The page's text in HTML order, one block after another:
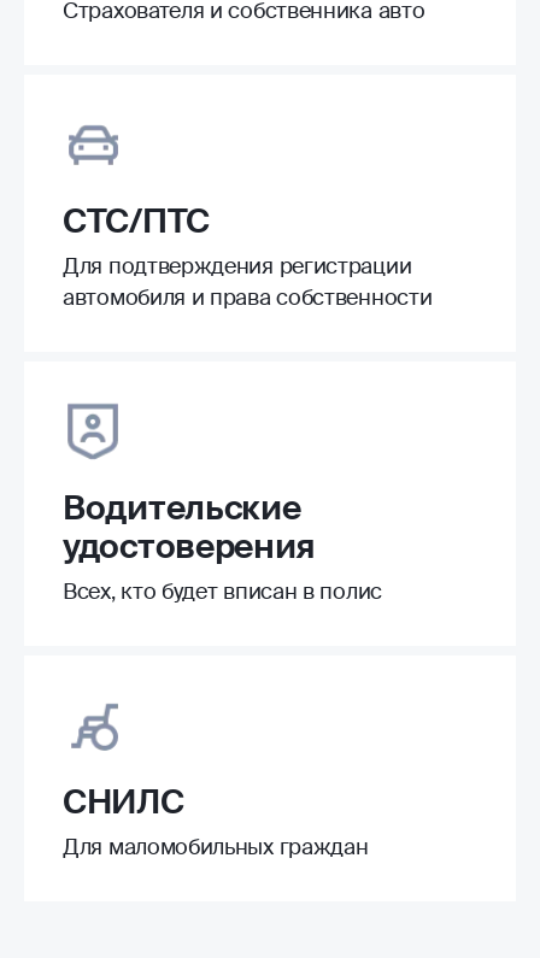
Страхователя и собственника авто
СТС/ПТС
Для подтверждения регистрации
автомобиля и права собственности
Водительские
удостоверения
Всех, кто будет вписан в полис
СНИЛС
Для маломобильных граждан